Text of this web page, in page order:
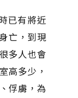
已有將近
亡，到現
多人也會
高多少，
俘虜，為